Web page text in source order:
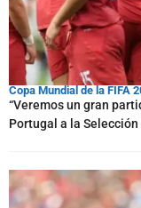
Copa Mundial de la FIFA
“Veremos un gran
Portugal a la